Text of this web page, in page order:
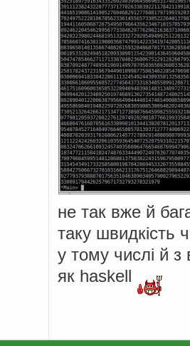
не так вже й
таку швидкість
у тому числі й
як haskell